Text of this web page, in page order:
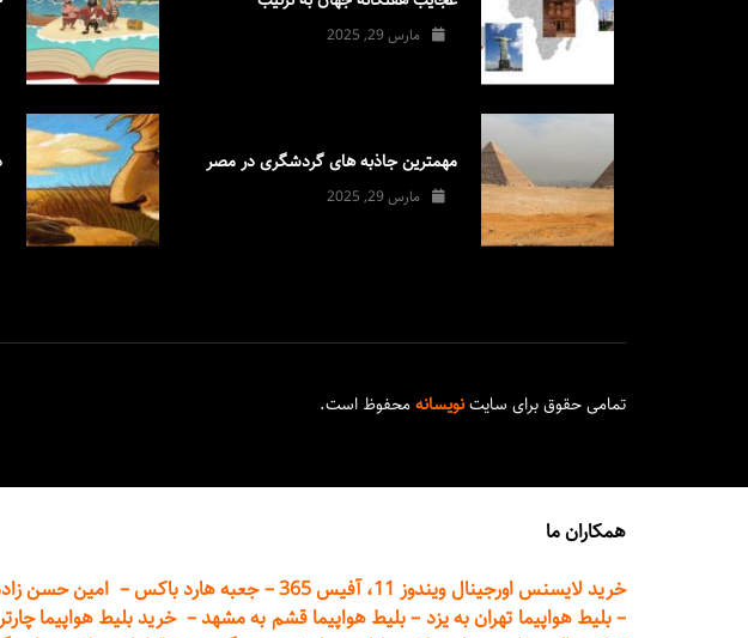
مارس 29, 2025
مهمترین جاذبه های گردشگری در مصر
مارس 29, 2025
تمامی حقوق برای سایتنویسانهمحفوظ است.
همکاران ما
خرید لایسنس اورجینال ویندوز 11، آفیس 365
–جعبه هارد باکس– امین حسن
–بلیط هواپیما تهرانبه یزد –بلیط هواپیما قشم به مشهد–خرید بلیط هواپیما چارتر